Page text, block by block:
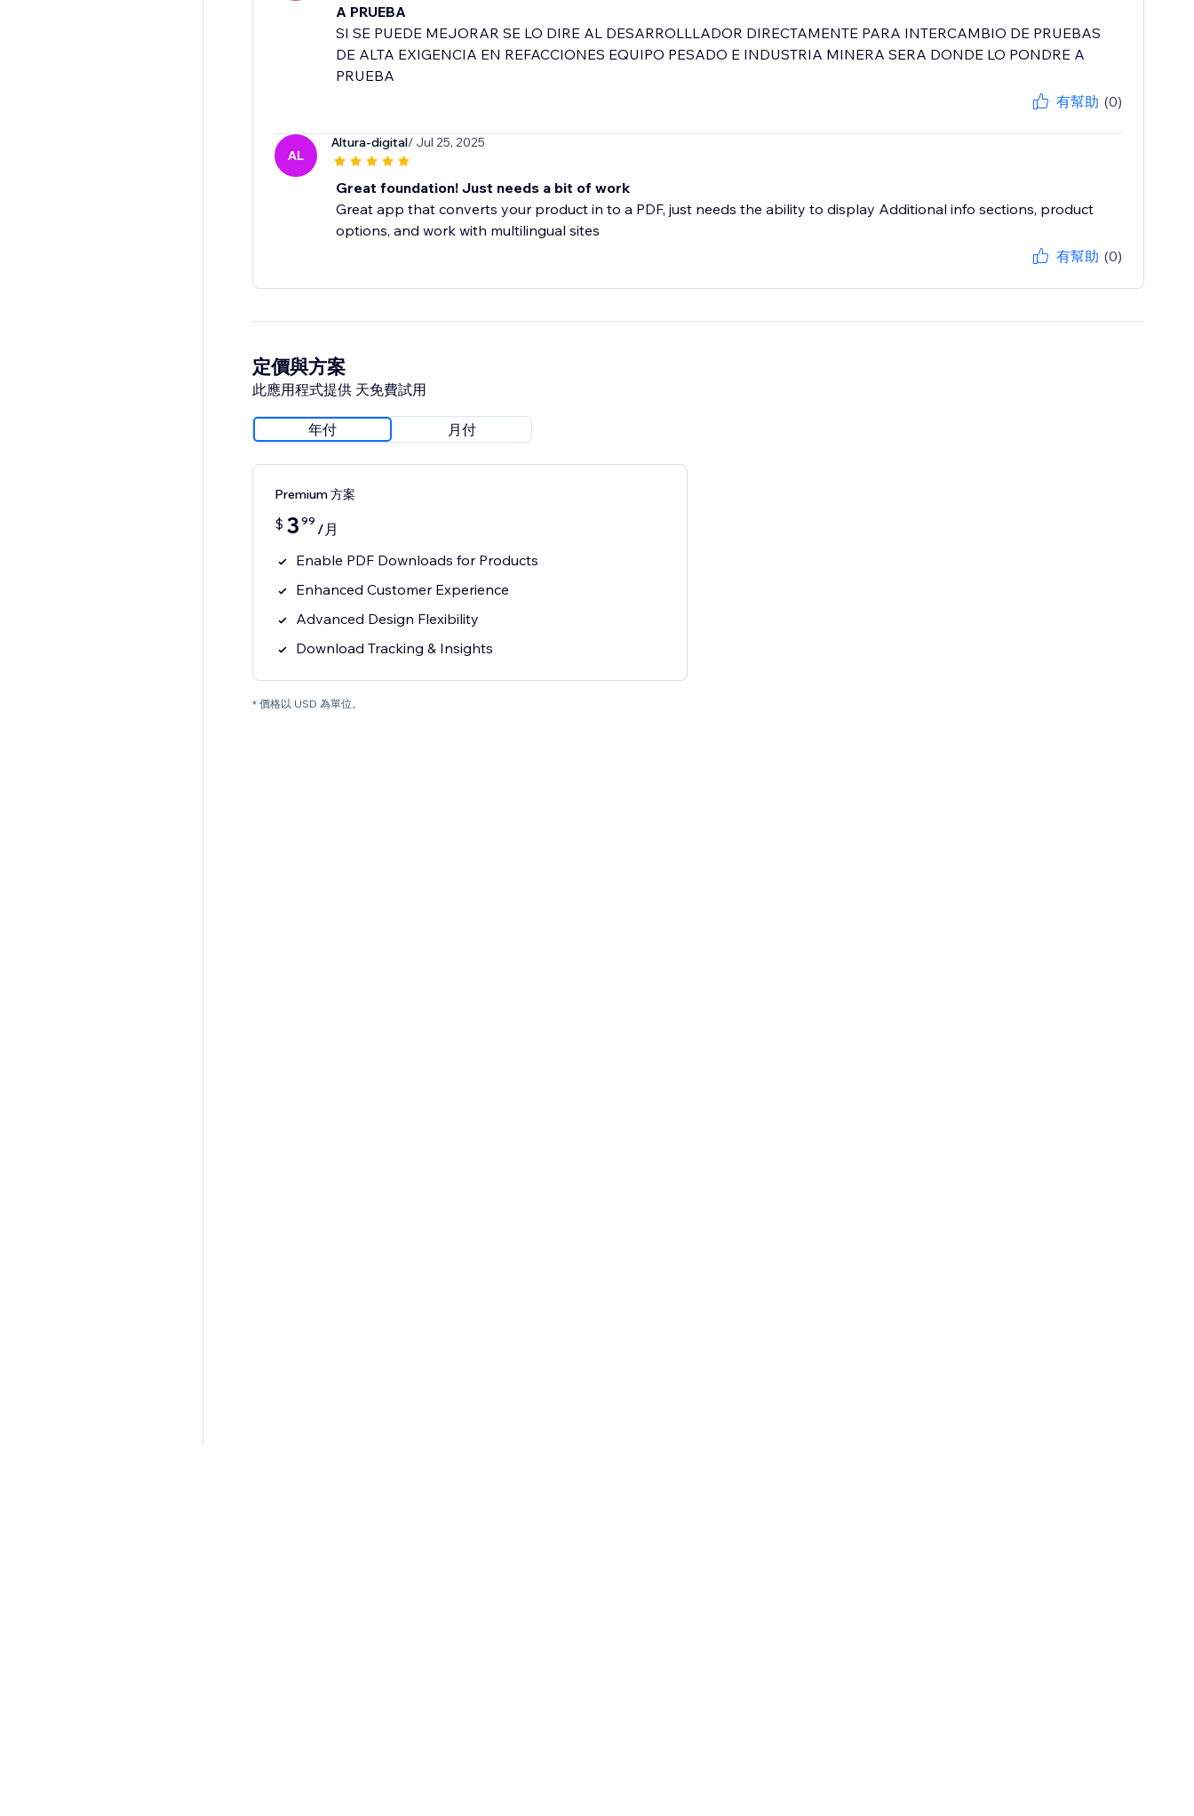
A PRUEBA
SI SE PUEDE MEJORAR SE LO DIRE AL DESARROLLLADOR DIRECTAMENTE PARA INTERCAMBIO DE PRUEBAS
DE ALTA EXIGENCIA EN REFACCIONES EQUIPO PESADO E INDUSTRIA MINERA SERA DONDE LO PONDRE A
PRUEBA
有幫助 (0)
AL
Altura-digital/ Jul 25, 2025
Great foundation! Just needs a bit of work
Great app that converts your product in to a PDF, just needs the ability to display Additional info sections, product
options, and work with multilingual sites
有幫助 (0)
定價與方案
此應用程式提供 天免費試用
年付 月付
Premium 方案
$ 3 99 /月
Enable PDF Downloads for Products
Enhanced Customer Experience
Advanced Design Flexibility
Download Tracking & Insights
* 價格以 USD 為單位。